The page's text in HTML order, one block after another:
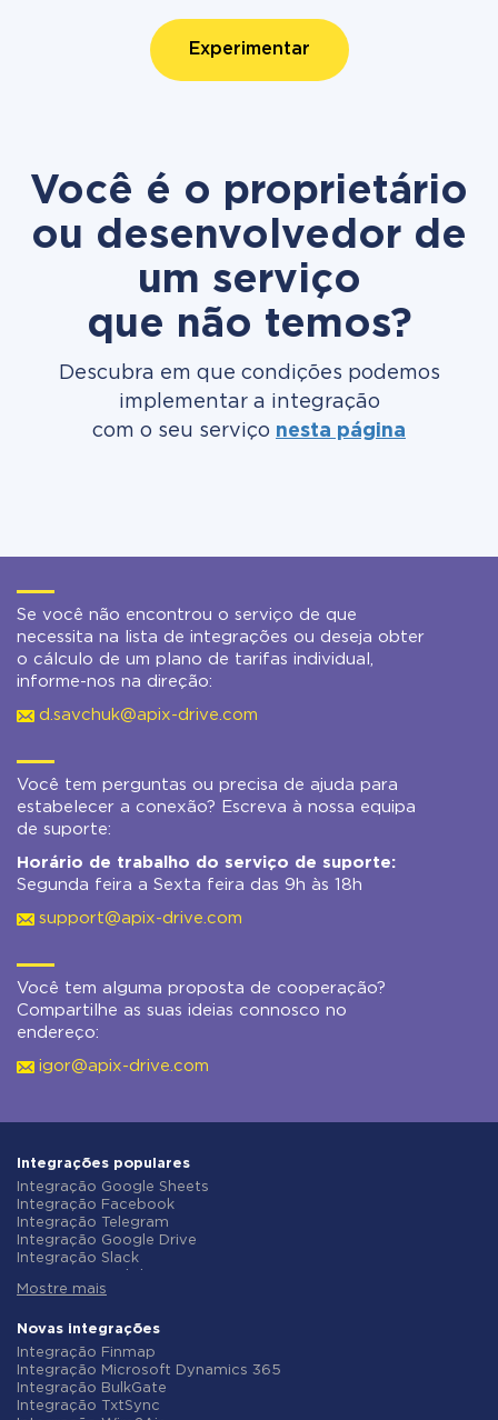
Experimentar
Você é o proprietário
ou desenvolvedor de
um serviço
que não temos?
Descubra em que condições podemos
implementar a integração
com o seu serviço nesta página
Se você não encontrou o serviço de que
necessita na lista de integrações ou deseja obter
o cálculo de um plano de tarifas individual,
informe-nos na direção:
d.savchuk@apix-drive.com
Você tem perguntas ou precisa de ajuda para
estabelecer a conexão? Escreva à nossa equipa
de suporte:
Horário de trabalho do serviço de suporte:
Segunda feira a Sexta feira das 9h às 18h
support@apix-drive.com
Você tem alguma proposta de cooperação?
Compartilhe as suas ideias connosco no
endereço:
igor@apix-drive.com
Integrações populares
Integração Google Sheets
Integração Facebook
Integração Telegram
Integração Google Drive
Integração Slack
Integração Gmail
Integração ClickUp
Integração Airtable
Integração Google Contacts
Integração OpenAI (ChatGPT)
Integração Instagram
Mostre mais
Novas integrações
Integração Finmap
Integração Microsoft Dynamics 365
Integração BulkGate
Integração TxtSync